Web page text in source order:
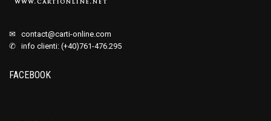
✉ contact@carti-online.com
✆ info clienti: (+40)761-476.295
FACEBOOK